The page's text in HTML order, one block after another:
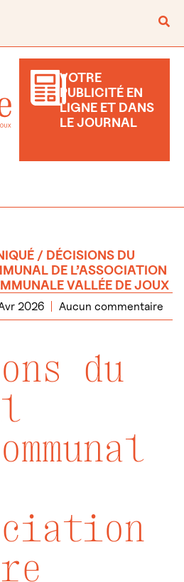
VOTRE
PUBLICITÉ EN
LIGNE ET DANS
LE JOURNAL
/ DÉCISIONS DU
DE L’ASSOCIATION
VALLÉE DE JOUX
2026 Aucun commentaire
du